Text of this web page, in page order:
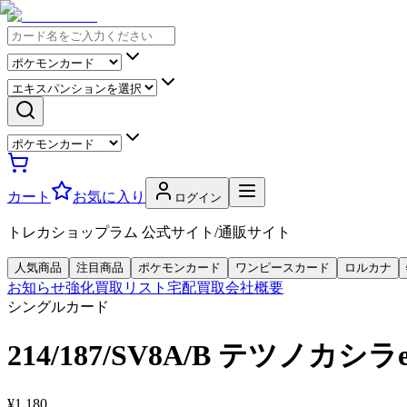
カート お気に入り ログイン
トレカショップラム 公式サイト/通販サイト
人気商品 注目商品 ポケモンカード ワンピースカード ロルカナ
お知らせ強化買取リスト 宅配買取会社概要
シングルカード
214/187/SV8A/B テツノカシラ
¥1,180